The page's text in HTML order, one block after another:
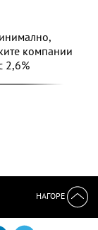
компании
2,6%
НАГОРЕ